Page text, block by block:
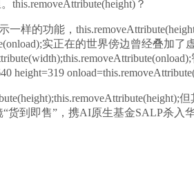
this.removeAttribute(height)？
样的功能，
实正在的世界傍边曾经叠加了
到即售”，携AI原生基金SALP杀入华